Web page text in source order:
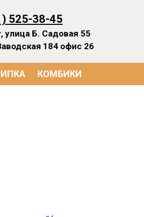
525-38-45
улица Б. Садовая 55
184 офис 26
КОМБИКИ